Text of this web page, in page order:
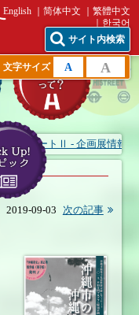
English 简体中文
繁體中文
한국어
サイト内検索
文字サイズ A A
ヒストリートⅡ - 企画展情報
2019-09-03 次の記事